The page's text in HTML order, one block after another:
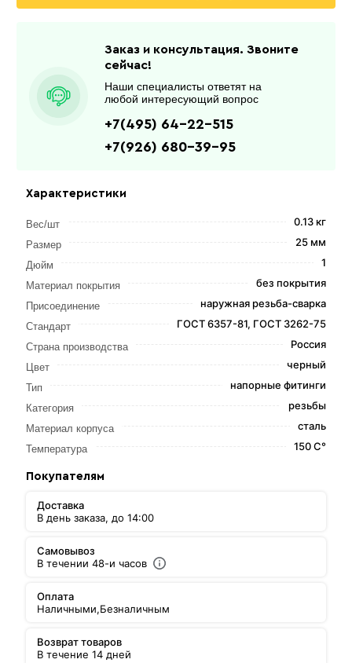
Характеристики
Вес/шт 0.13 кг
Размер 25 мм
Дюйм 1
Материал покрытия без покрытия
Присоединение наружная резьба-сварка
Стандарт ГОСТ 6357-81, ГОСТ 3262-75
Страна производства Россия
Цвет черный
Тип напорные фитинги
Категория резьбы
Материал корпуса сталь
Температура 150 С°
Покупателям
Доставка
В день заказа, до 14:00
Самовывоз
В течении 48-и часов
Оплата
Наличными,Безналичным
Возврат товаров
В течение 14 дней
Заказ и консультация. Звоните
сейчас!
Наши специалисты ответят на
любой интересующий вопрос
+7(495) 64-22-515
+7(926) 680-39-95